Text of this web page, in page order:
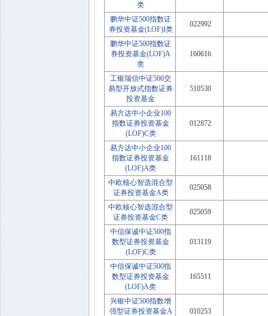
类
鹏华中证500指数证
券投资基金(LOF)I类
022992
鹏华中证500指数证
券投资基金(LOF)A
类
160616
工银瑞信中证500交
易型开放式指数证券
投资基金
510530
易方达中小企业100
指数证券投资基金
(LOF)C类
012872
易方达中小企业100
指数证券投资基金
(LOF)A类
161118
中欧核心智选混合型
证券投资基金A类
025058
中欧核心智选混合型
证券投资基金C类
025059
中信保诚中证500指
数型证券投资基金
(LOF)C类
013119
中信保诚中证500指
数型证券投资基金
(LOF)A类
165511
兴银中证500指数增
强型证券投资基金A
010253